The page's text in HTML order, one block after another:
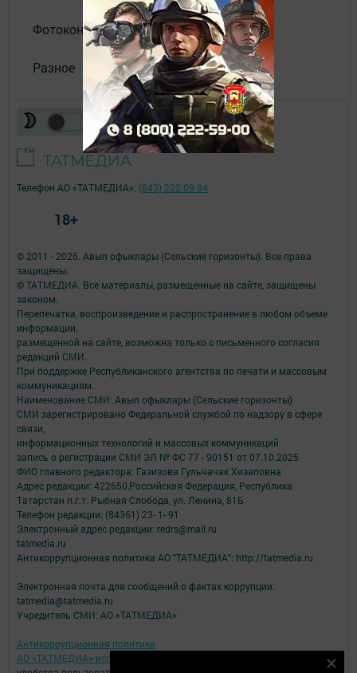
Фотоконкурс
Разное
© 2011 - 2026. Авыл офыклары (Сельские горизонты). Все права
защищены.
© ТАТМЕДИА. Все материалы, размещенные на сайте, защищены
законом.
Перепечатка, воспроизведение и распространение в любом объеме
информации,
размещенной на сайте, возможна только с письменного согласия
редакций СМИ.
При поддержке Республиканского агентства по печати и массовым
коммуникациям.
Наименование СМИ: Авыл офыклары (Сельские горизонты)
СМИ зарегистрировано Федеральной службой по надзору в сфере
связи,
информационных технологий и массовых коммуникаций
запись о регистрации СМИ ЭЛ № ФС 77 - 90151 от 07.10.2025
ФИО главного редактора: Газизова Гульчачак Хизаповна
Адрес редакции: 422650,Российская Федерация, Республика
Татарстан п.г.т. Рыбная Слобода, ул. Ленина, 81Б
Телефон редакции: (84361) 23- 1- 91
Электронный адрес редакции: redrs@mail.ru
tatmedia.ru
Антикоррупционная политика АО "ТАТМЕДИА": http://tatmedia.ru
Электронная почта для сообщений о фактах коррупции:
tatmedia@tatmedia.ru
Учредитель СМИ: АО «ТАТМЕДИА»
Антикоррупционная политика
АО «ТАТМЕДИА» использует «cookie»
для персонализации сервисов и
Телефон АО «ТАТМЕДИА»: (843) 222 09 84
18+